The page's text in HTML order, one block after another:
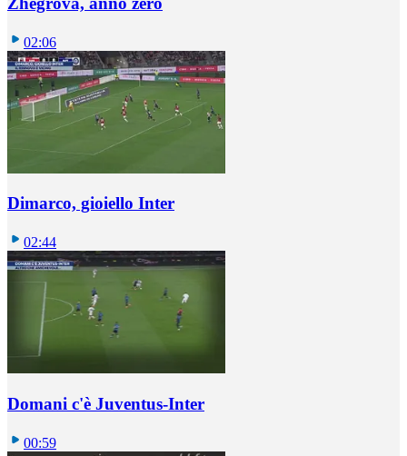
02:06
Dimarco, gioiello Inter
02:44
Domani c'è Juventus-Inter
00:59